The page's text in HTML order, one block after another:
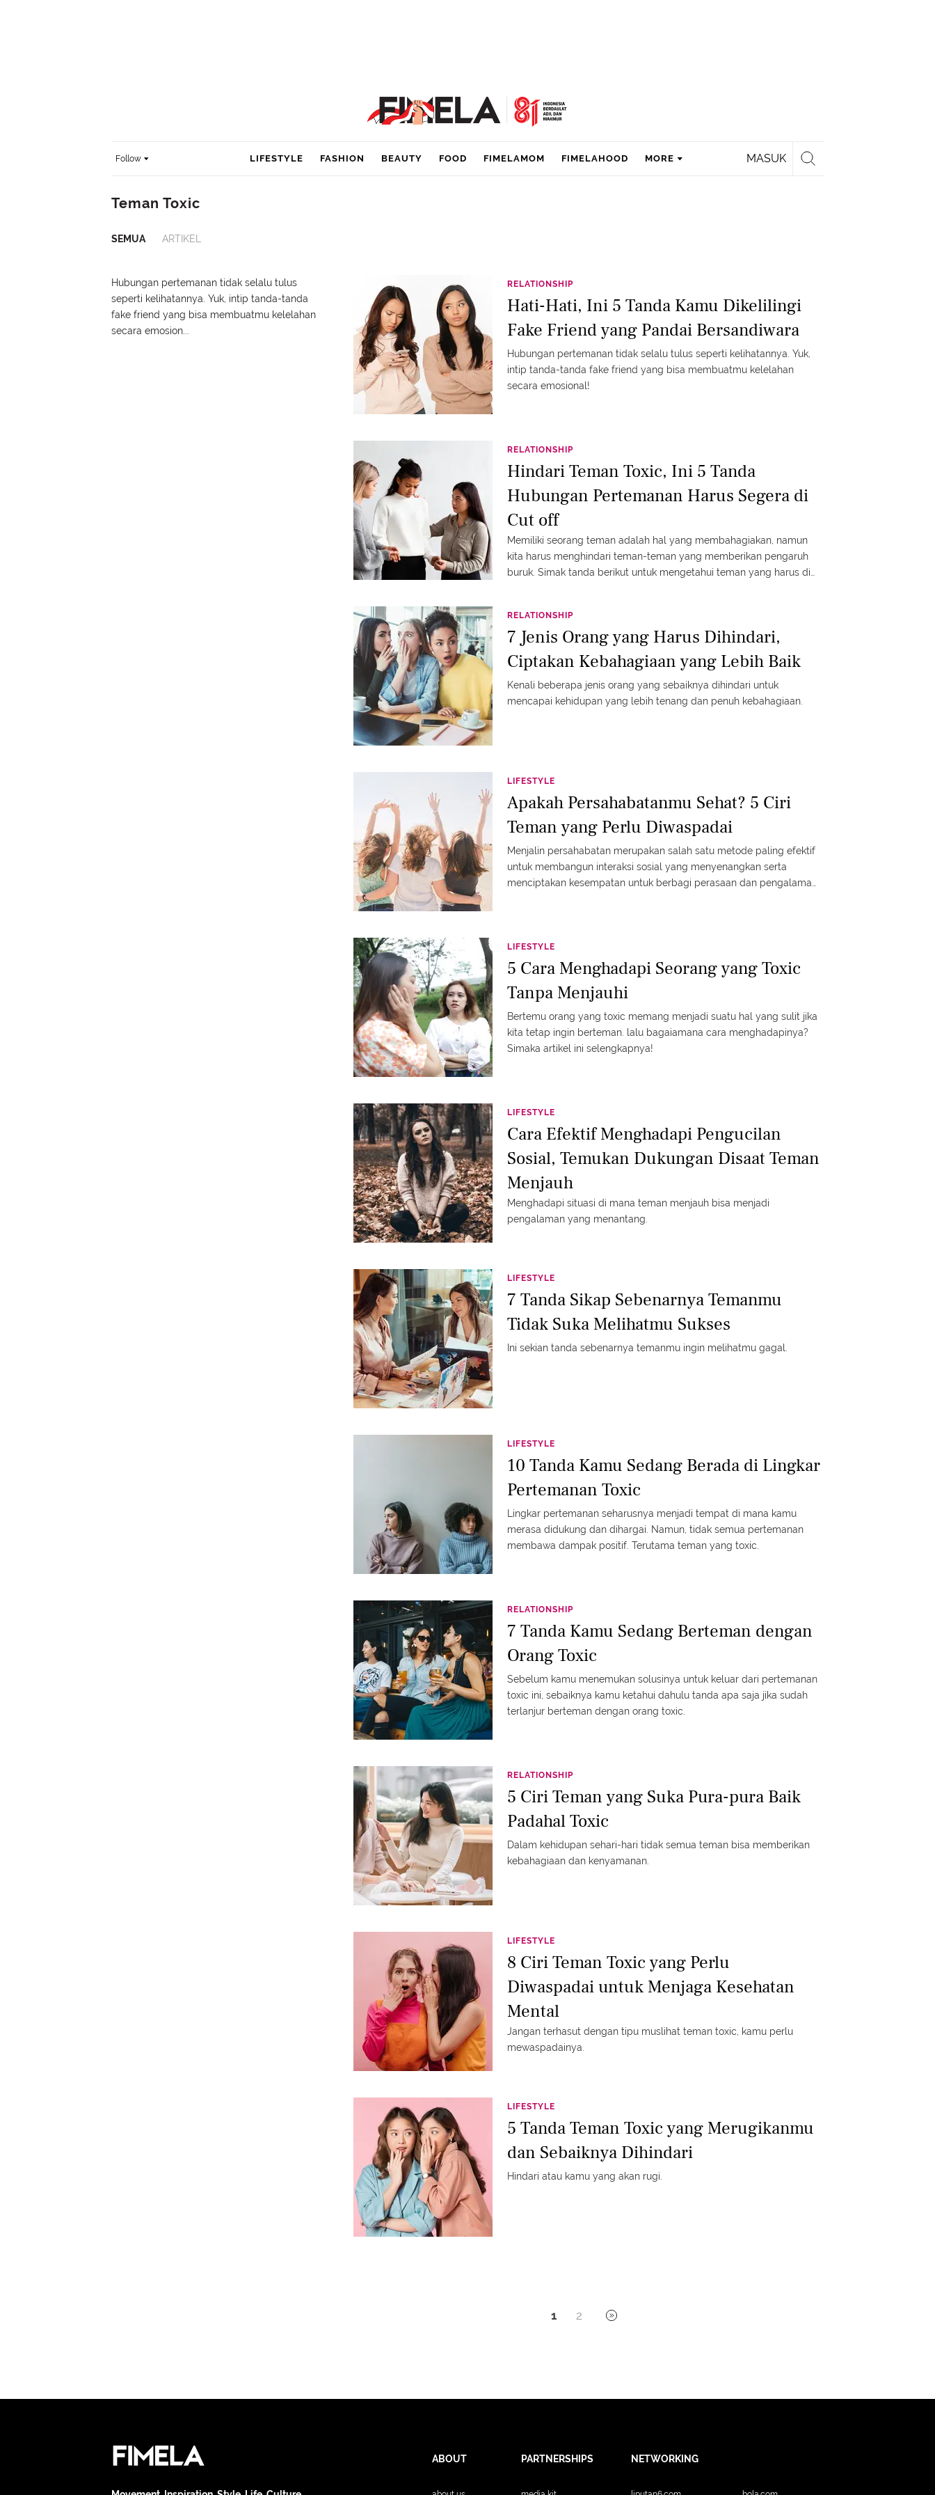
Follow MASUK
LIFESTYLE FASHION BEAUTY FOOD FIMELAMOM FIMELAHOOD MORE
Teman Toxic
SEMUA ARTIKEL
Hubungan pertemanan tidak selalu tulus
seperti kelihatannya. Yuk, intip tanda-tanda
fake friend yang bisa membuatmu kelelahan
secara emosion...
RELATIONSHIP
Hati-Hati, Ini 5 Tanda Kamu Dikelilingi
Fake Friend yang Pandai Bersandiwara
Hubungan pertemanan tidak selalu tulus seperti kelihatannya. Yuk,
intip tanda-tanda fake friend yang bisa membuatmu kelelahan
secara emosional!
RELATIONSHIP
Hindari Teman Toxic, Ini 5 Tanda
Hubungan Pertemanan Harus Segera di
Cut off
Memiliki seorang teman adalah hal yang membahagiakan, namun
kita harus menghindari teman-teman yang memberikan pengaruh
buruk. Simak tanda berikut untuk mengetahui teman yang harus di
RELATIONSHIP
7 Jenis Orang yang Harus Dihindari,
Ciptakan Kebahagiaan yang Lebih Baik
Kenali beberapa jenis orang yang sebaiknya dihindari untuk
mencapai kehidupan yang lebih tenang dan penuh kebahagiaan.
LIFESTYLE
Apakah Persahabatanmu Sehat? 5 Ciri
Teman yang Perlu Diwaspadai
Menjalin persahabatan merupakan salah satu metode paling efektif
untuk membangun interaksi sosial yang menyenangkan serta
menciptakan kesempatan untuk berbagi perasaan dan pengalaman
LIFESTYLE
5 Cara Menghadapi Seorang yang Toxic
Tanpa Menjauhi
Bertemu orang yang toxic memang menjadi suatu hal yang sulit jika
kita tetap ingin berteman. lalu bagaiamana cara menghadapinya?
Simaka artikel ini selengkapnya!
LIFESTYLE
Cara Efektif Menghadapi Pengucilan
Sosial, Temukan Dukungan Disaat Teman
Menjauh
Menghadapi situasi di mana teman menjauh bisa menjadi
pengalaman yang menantang.
LIFESTYLE
7 Tanda Sikap Sebenarnya Temanmu
Tidak Suka Melihatmu Sukses
Ini sekian tanda sebenarnya temanmu ingin melihatmu gagal.
LIFESTYLE
10 Tanda Kamu Sedang Berada di Lingkar
Pertemanan Toxic
Lingkar pertemanan seharusnya menjadi tempat di mana kamu
merasa didukung dan dihargai. Namun, tidak semua pertemanan
membawa dampak positif. Terutama teman yang toxic.
RELATIONSHIP
7 Tanda Kamu Sedang Berteman dengan
Orang Toxic
Sebelum kamu menemukan solusinya untuk keluar dari pertemanan
toxic ini, sebaiknya kamu ketahui dahulu tanda apa saja jika sudah
terlanjur berteman dengan orang toxic.
RELATIONSHIP
5 Ciri Teman yang Suka Pura-pura Baik
Padahal Toxic
Dalam kehidupan sehari-hari tidak semua teman bisa memberikan
kebahagiaan dan kenyamanan.
LIFESTYLE
8 Ciri Teman Toxic yang Perlu
Diwaspadai untuk Menjaga Kesehatan
Mental
Jangan terhasut dengan tipu muslihat teman toxic, kamu perlu
mewaspadainya.
LIFESTYLE
5 Tanda Teman Toxic yang Merugikanmu
dan Sebaiknya Dihindari
Hindari atau kamu yang akan rugi.
1 2
ABOUT PARTNERSHIPS NETWORKING